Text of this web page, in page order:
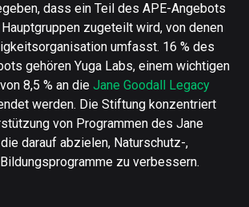
dass ein Teil des APE-Angebots
zugeteilt wird, von denen
umfasst. 16 % des
gehören Yuga Labs, einem wichtigen
8,5 % an die Jane Goodall Legacy
werden. Die Stiftung konzentriert
von Programmen des Jane
darauf abzielen, Naturschutz-,
zu verbessern.